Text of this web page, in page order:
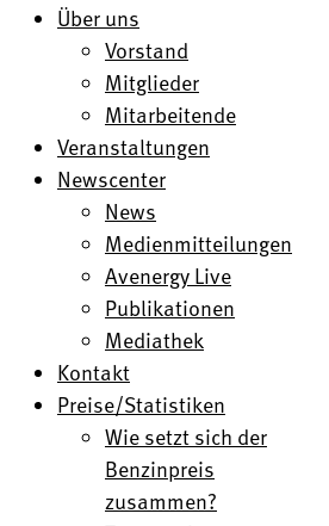
Über uns
Vorstand
Mitglieder
Mitarbeitende
Veranstaltungen
Newscenter
News
Medienmitteilungen
Avenergy Live
Publikationen
Mediathek
Kontakt
Preise/Statistiken
Wie setzt sich der
Benzinpreis
zusammen?